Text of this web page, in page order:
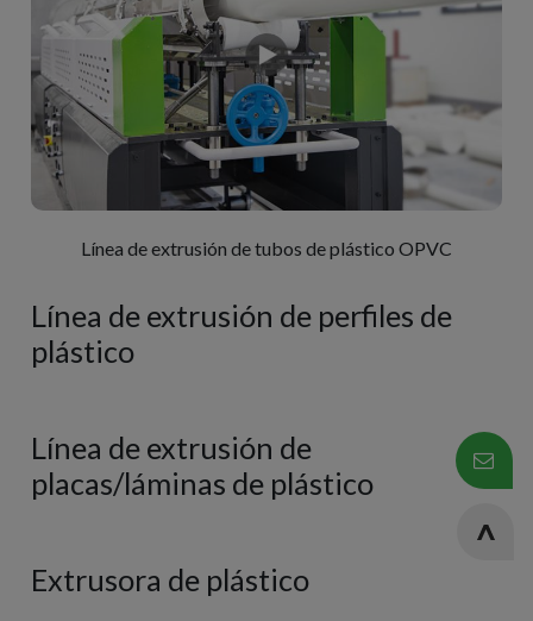
简体中文 English (US)
русский язык Español
Línea de extrusión de tubos de plástico OPVC
Línea de extrusión de perfiles de
plástico
Línea de extrusión de
placas/láminas de plástico
Extrusora de plástico